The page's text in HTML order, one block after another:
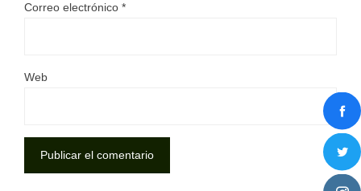
Correo electrónico *
Web